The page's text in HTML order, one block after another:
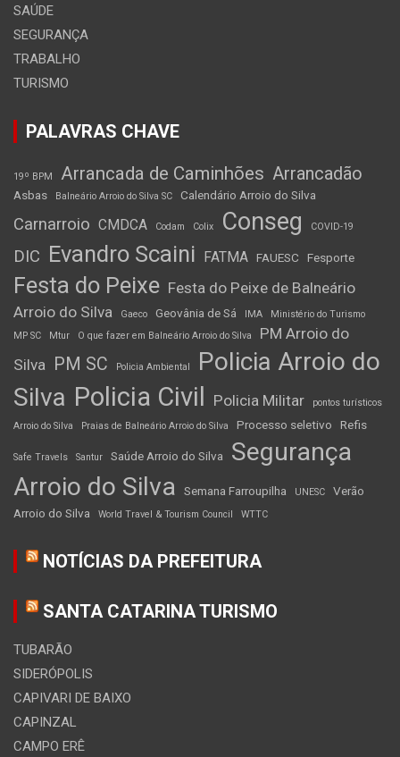
SAÚDE
SEGURANÇA
TRABALHO
TURISMO
PALAVRAS CHAVE
19º BPM Arrancada de Caminhões Arrancadão
Asbas Balneário Arroio do Silva SC Calendário Arroio do Silva
Carnarroio CMDCA Codam Colix Conseg COVID-19
DIC Evandro Scaini FATMA FAUESC Fesporte
Festa do Peixe Festa do Peixe de Balneário
Arroio do Silva
Gaeco Geovânia de Sá IMA
Ministério do Turismo
MP SC
Mtur O que fazer em Balneário Arroio do Silva
PM Arroio do
Silva
PM SC Policia Ambiental
Policia Arroio do
Silva Policia Civil Policia Militar
pontos turísticos
Arroio do Silva
Praias de Balneário Arroio do Silva Processo seletivo Refis
Safe Travels Santur Saúde Arroio do Silva
Segurança
Arroio do Silva
Semana Farroupilha UNESC
Verão
Arroio do Silva
World Travel & Tourism Council WTTC
NOTÍCIAS DA PREFEITURA
SANTA CATARINA TURISMO
TUBARÃO
SIDERÓPOLIS
CAPIVARI DE BAIXO
CAPINZAL
CAMPO ERÊ